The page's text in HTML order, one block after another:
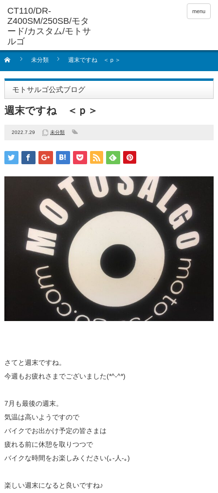
menu
未分類 週末ですね ＜ｐ＞
モトサルゴ公式ブログ
週末ですね ＜ｐ＞
2022.7.29 未分類
さてと週末ですね。
今週もお疲れさまでございました(*^-^*)
7月も最後の週末。
気温は高いようですので
バイクでお出かけ予定の皆さまは
疲れる前に休憩を取りつつで
バイクな時間をお楽しみください(｡-人-｡)
楽しい週末になると良いですね♪